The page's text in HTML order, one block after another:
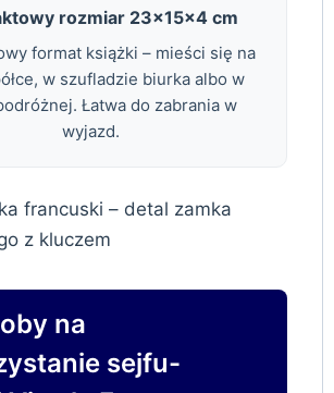
rozmiar 23×15×4 cm
format książki – mieści się na
w szufladzie biurka albo w
Łatwa do zabrania w
wyjazd.
na
sejfu-